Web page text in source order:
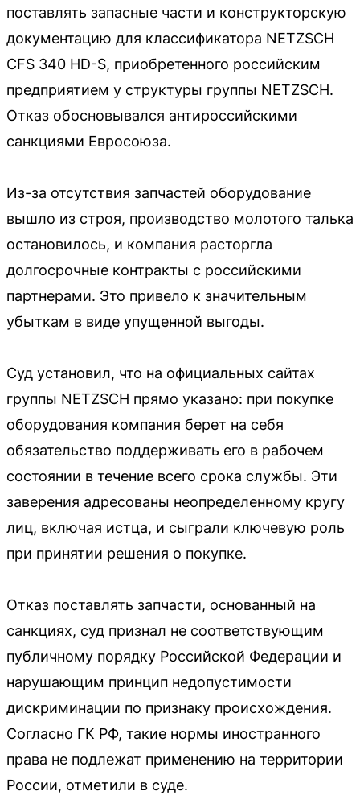
поставлять запасные части и конструкторскую
документацию для классификатора NETZSCH
CFS 340 HD-S, приобретенного российским
предприятием у структуры группы NETZSCH.
Отказ обосновывался антироссийскими
санкциями Евросоюза.
Из-за отсутствия запчастей оборудование
вышло из строя, производство молотого талька
остановилось, и компания расторгла
долгосрочные контракты с российскими
партнерами. Это привело к значительным
убыткам в виде упущенной выгоды.
Суд установил, что на официальных сайтах
группы NETZSCH прямо указано: при покупке
оборудования компания берет на себя
обязательство поддерживать его в рабочем
состоянии в течение всего срока службы. Эти
заверения адресованы неопределенному кругу
лиц, включая истца, и сыграли ключевую роль
при принятии решения о покупке.
Отказ поставлять запчасти, основанный на
санкциях, суд признал не соответствующим
публичному порядку Российской Федерации и
нарушающим принцип недопустимости
дискриминации по признаку происхождения.
Согласно ГК РФ, такие нормы иностранного
права не подлежат применению на территории
России, отметили в суде.